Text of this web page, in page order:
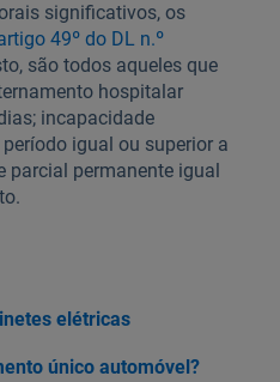
significativos, os
49º do DL n.º
são todos aqueles que
hospitalar
incapacidade
igual ou superior a
parcial permanente igual
elétricas
único automóvel?